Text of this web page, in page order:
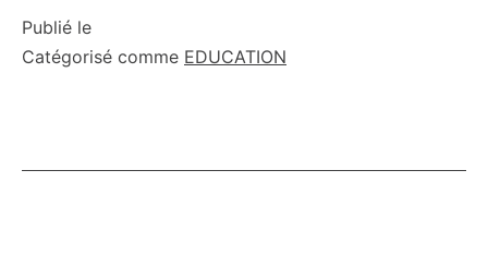
un
faire
Publié le
Catégorisé comme EDUCATION